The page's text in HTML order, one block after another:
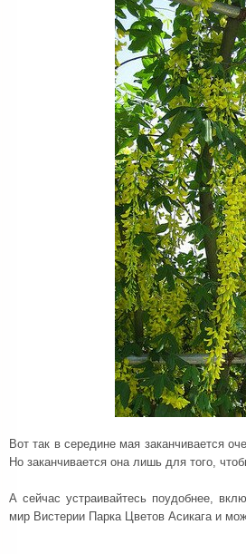
Вот так в середине мая заканчивается
Но заканчивается она лишь для того,
А сейчас устраивайтесь поудобнее,
мир Вистерии Парка Цветов Асикага и